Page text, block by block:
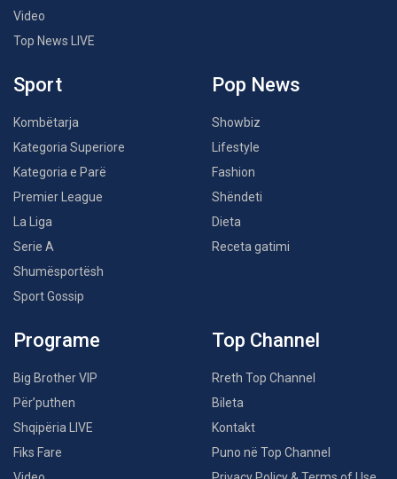
Video
Top News LIVE
Sport
Kombëtarja
Kategoria Superiore
Kategoria e Parë
Premier League
La Liga
Serie A
Shumësportësh
Sport Gossip
Pop News
Showbiz
Lifestyle
Fashion
Shëndeti
Dieta
Receta gatimi
Programe
Big Brother VIP
Për’puthen
Shqipëria LIVE
Fiks Fare
Top Channel
Rreth Top Channel
Bileta
Kontakt
Puno në Top Channel